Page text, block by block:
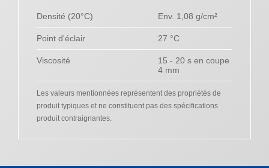
Densité (20°C) Env. 1,08 g/cm²
Point d'éclair 27 °C
Viscosité
15 - 20 s en coupe
4 mm
Les valeurs mentionnées représentent des propriétés de
produit typiques et ne constituent pas des spécifications
produit contraignantes.